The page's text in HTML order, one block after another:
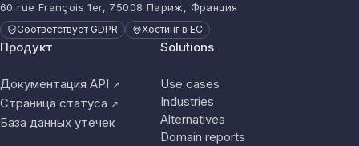
60 rue François 1er, 75008 Париж, Франция
Соответствует GDPR Хостинг в ЕС
Продукт
Документация API ↗
Страница статуса ↗
База данных утечек
Solutions
Use cases
Industries
Alternatives
Domain reports